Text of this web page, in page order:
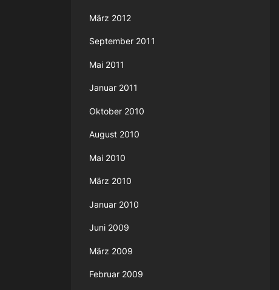
März 2012
September 2011
Mai 2011
Januar 2011
Oktober 2010
August 2010
Mai 2010
März 2010
Januar 2010
Juni 2009
März 2009
Februar 2009